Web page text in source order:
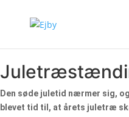
Den søde juletid nærmer sig,
blevet tid til, at årets juletræ